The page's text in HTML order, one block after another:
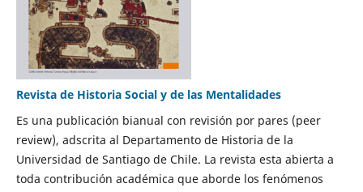
Revista de Historia Social y de las Mentalidades
Es una publicación bianual con revisión por pares (peer
review), adscrita al Departamento de Historia de la
Universidad de Santiago de Chile. La revista esta abierta a
toda contribución académica que aborde los fenómenos